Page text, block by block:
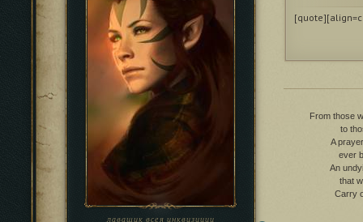
лавашик всея инквизиции
From those
to
A
ever
An
that
Carry